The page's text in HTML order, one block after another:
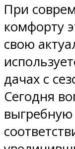
При
комфорту
свою
дачах с
Сегодня